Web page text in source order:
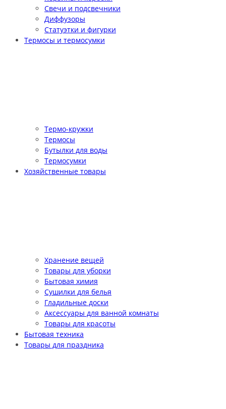
Свечи и подсвечники
Диффузоры
Статуэтки и фигурки
Термосы и термосумки
Термо-кружки
Термосы
Бутылки для воды
Термосумки
Хозяйственные товары
Хранение вещей
Товары для уборки
Бытовая химия
Сушилки для белья
Гладильные доски
Аксессуары для ванной комнаты
Товары для красоты
Бытовая техника
Товары для праздника